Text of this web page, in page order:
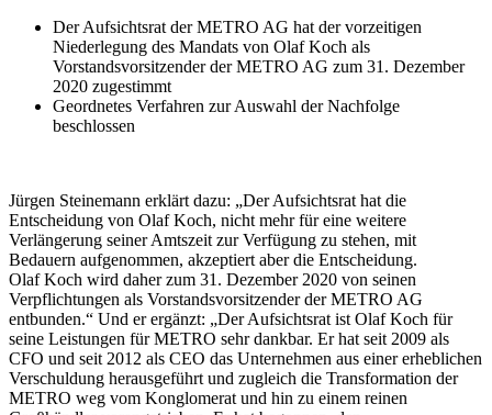
Der Aufsichtsrat der METRO AG hat der vorzeitigen
Niederlegung des Mandats von Olaf Koch als
Vorstandsvorsitzender derMETRO AG zum 31. Dezember
2020 zugestimmt
Geordnetes Verfahren zur Auswahl der Nachfolge
beschlossen
Jürgen Steinemann erklärt dazu: „Der Aufsichtsrat hat die
Entscheidung von Olaf Koch, nicht mehr für eine weitere
Verlängerung seiner Amtszeit zur Verfügung zu stehen, mit
Bedauern aufgenommen, akzeptiert aber die Entscheidung.
Olaf Koch wird daher zum 31. Dezember 2020 von seinen
Verpflichtungen als Vorstandsvorsitzender derMETRO AG
entbunden.“ Und er ergänzt: „Der Aufsichtsrat ist Olaf Koch für
seine Leistungen für METRO sehr dankbar. Er hat seit 2009 als
CFO und seit 2012 als CEO das Unternehmen aus einer erheblichen
Verschuldung herausgeführt und zugleich die Transformation der
METRO weg vom Konglomerat und hin zu einem reinen